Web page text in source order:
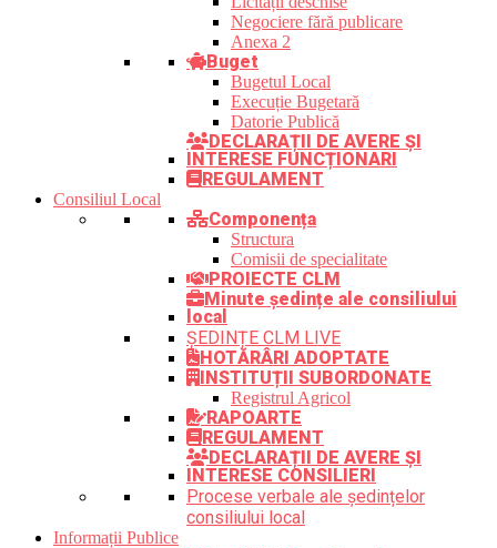
Negociere fără publicare
Anexa 2
Buget
Bugetul Local
Execuție Bugetară
Datorie Publică
DECLARAȚII DE AVERE ȘI
INTERESE FUNCȚIONARI
REGULAMENT
Consiliul Local
Componența
Structura
Comisii de specialitate
PROIECTE CLM
Minute ședințe ale consiliului
local
ȘEDINȚE CLM LIVE
HOTĂRÂRI ADOPTATE
INSTITUȚII SUBORDONATE
Registrul Agricol
RAPOARTE
REGULAMENT
DECLARAȚII DE AVERE ȘI
INTERESE CONSILIERI
Procese verbale ale ședințelor
consiliului local
Informații Publice